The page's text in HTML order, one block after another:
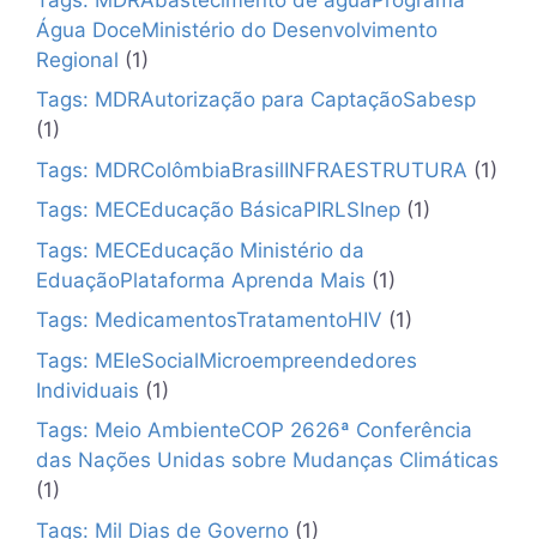
Água DoceMinistério do Desenvolvimento
Regional (1)
Tags: MDRAutorização para CaptaçãoSabesp
(1)
Tags: MDRColômbiaBrasilINFRAESTRUTURA (1)
Tags: MECEducação BásicaPIRLSInep (1)
Tags: MECEducação Ministério da
EduaçãoPlataforma Aprenda Mais (1)
Tags: MedicamentosTratamentoHIV (1)
Tags: MEIeSocialMicroempreendedores
Individuais (1)
Tags: Meio AmbienteCOP 2626ª Conferência
das Nações Unidas sobre Mudanças Climáticas
(1)
Tags: Mil Dias de Governo (1)